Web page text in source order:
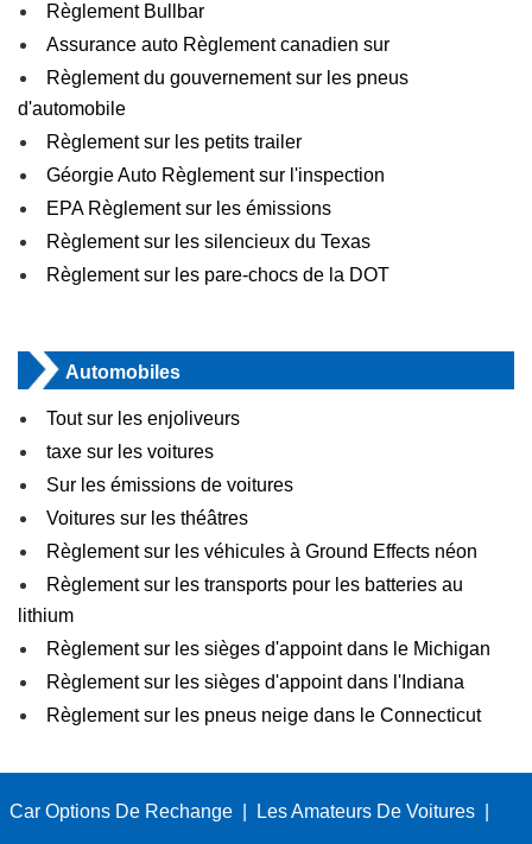
Règlement Bullbar
Assurance auto Règlement canadien sur
Règlement du gouvernement sur les pneus
d'automobile
Règlement sur les petits trailer
Géorgie Auto Règlement sur l'inspection
EPA Règlement sur les émissions
Règlement sur les silencieux du Texas
Règlement sur les pare-chocs de la DOT
Automobiles
Tout sur les enjoliveurs
taxe sur les voitures
Sur les émissions de voitures
Voitures sur les théâtres
Règlement sur les véhicules à Ground Effects néon
Règlement sur les transports pour les batteries au
lithium
Règlement sur les sièges d'appoint dans le Michigan
Règlement sur les sièges d'appoint dans l'Indiana
Règlement sur les pneus neige dans le Connecticut
Car Options De Rechange Les Amateurs De Voitures